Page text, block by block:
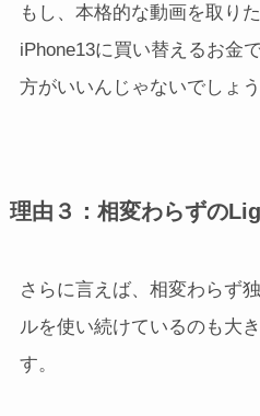
もし、本格的な動画を取り
iPhone13に買い替えるお金
方がいいんじゃないでしょう
理由３：相変わらずの
さらに言えば、相変わらず
ルを使い続けているのも大
す。